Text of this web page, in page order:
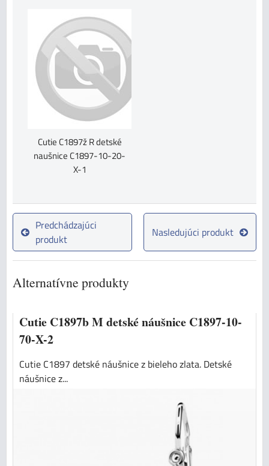
Cutie C1897ž R detské
naušnice C1897-10-20-
X-1
Predchádzajúci
produkt
Nasledujúci produkt
Alternatívne produkty
Cutie C1897b M detské náušnice C1897-10-
70-X-2
Cutie C1897 detské náušnice z bieleho zlata. Detské
náušnice z...